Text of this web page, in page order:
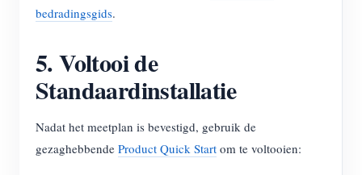
bedradingsgids.
5. Voltooi de
Standaardinstallatie
Nadat het meetplan is bevestigd, gebruik de
gezaghebbende Product Quick Start om te voltooien: